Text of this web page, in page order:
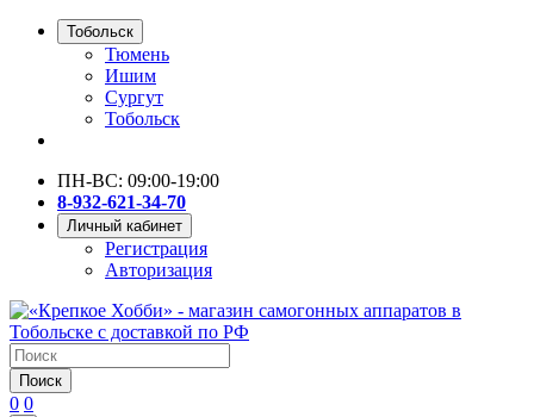
Тобольск
Тюмень
Ишим
Сургут
Тобольск
ПН-ВС: 09:00-19:00
8-932-621-34-70
Личный кабинет
Регистрация
Авторизация
Поиск
0 0